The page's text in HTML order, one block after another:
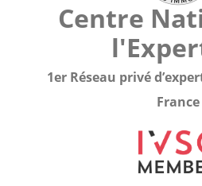
Centre
1er Réseau privé
France